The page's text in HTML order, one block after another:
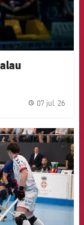
07 jul. 26
badge